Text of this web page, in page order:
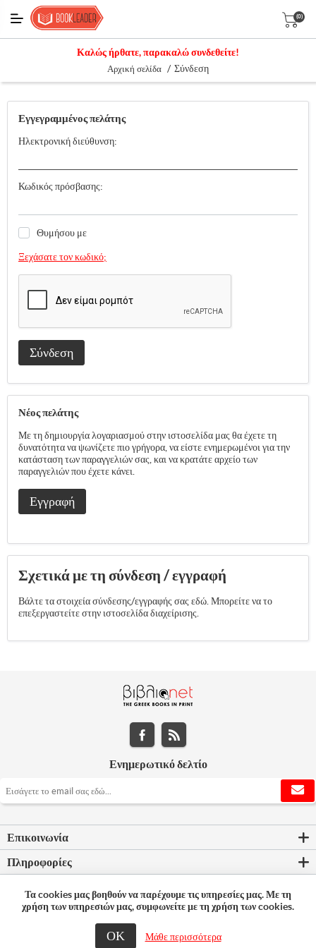
(0)
Καλώς ήρθατε, παρακαλώ συνδεθείτε!
Αρχική σελίδα / Σύνδεση
Εγγεγραμμένος πελάτης
Ηλεκτρονική διεύθυνση:
Κωδικός πρόσβασης:
Θυμήσου με
Ξεχάσατε τον κωδικό;
Σύνδεση
Νέος πελάτης
Με τη δημιουργία λογαριασμού στην ιστοσελίδα μας θα έχετε τη
δυνατότητα να ψωνίζετε πιο γρήγορα, να είστε ενημερωμένοι για την
κατάσταση των παραγγελιών σας, και να κρατάτε αρχείο των
παραγγελιών που έχετε κάνει.
Εγγραφή
Σχετικά με τη σύνδεση / εγγραφή
Βάλτε τα στοιχεία σύνδεσης/εγγραφής σας εδώ. Μπορείτε να το
επεξεργαστείτε στην ιστοσελίδα διαχείρισης.
Ενημερωτικό δελτίο
Επικοινωνία
Πληροφορίες
Ο λογαριασμός μου
© 2026 Bookleader
Τα cookies μας βοηθούν να παρέχουμε τις υπηρεσίες μας. Με τη
χρήση των υπηρεσιών μας, συμφωνείτε με τη χρήση των cookies.
ΟΚ Μάθε περισσότερα